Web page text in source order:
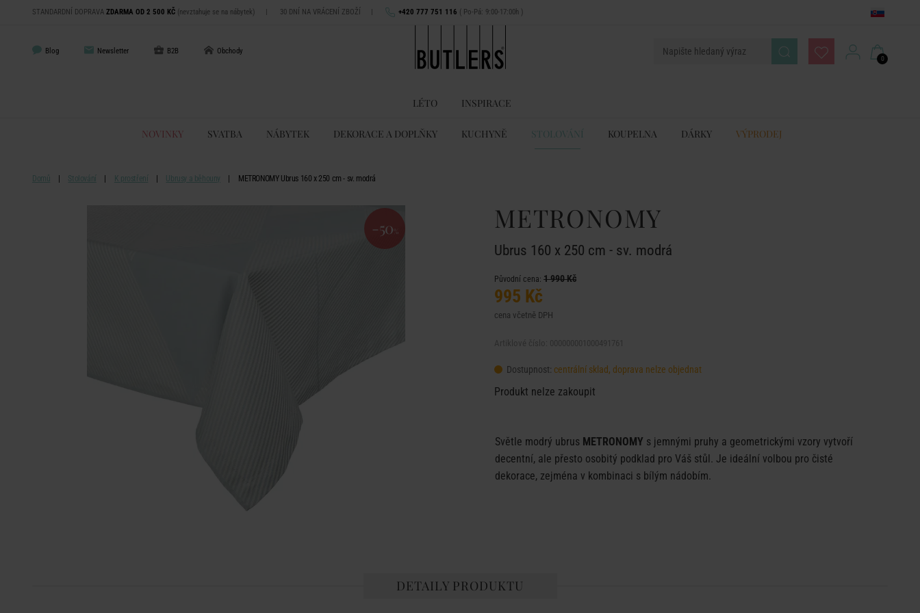
STANDARDNÍ DOPRAVA ZDARMA OD 2 500 KČ (nevztahuje se na nábytek) | 30 DNÍ NA VRÁCENÍ ZBOŽÍ | +420 777 751 116 ( Po-Pá: 9:00-17:00h )
Blog Newsletter B2B Obchody
0
LÉTO INSPIRACE
NOVINKY SVATBA NÁBYTEK DEKORACE A DOPLŇKY KUCHYNĚ STOLOVÁNÍ KOUPELNA DÁRKY VÝPRODEJ
Domů Stolování K prostření Ubrusy a běhouny METRONOMY Ubrus 160 x 250 cm - sv. modrá
-50% METRONOMY
Ubrus 160 x 250 cm - sv. modrá
Původní cena: 1 990 Kč
995 Kč
cena včetně DPH
Dostupnost: centrální sklad, doprava nelze objednat
Produkt nelze zakoupit
Světle modrý ubrus METRONOMY s jemnými pruhy a geometrickými vzory vytvoří
decentní, ale přesto osobitý podklad pro Váš stůl. Je ideální volbou pro čisté
dekorace, zejména v kombinaci s bílým nádobím.
DETAILY PRODUKTU